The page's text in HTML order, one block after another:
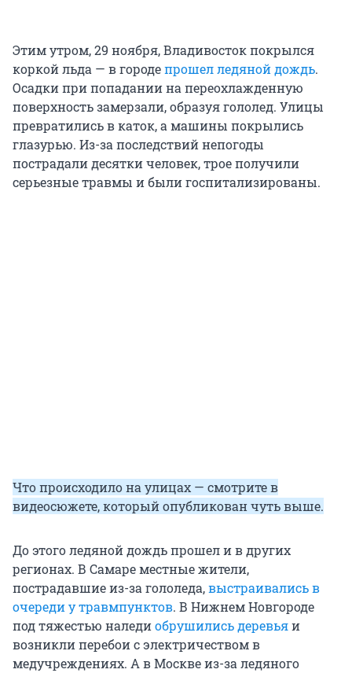
Этим утром, 29 ноября, Владивосток покрылся
коркой льда — в городепрошел ледяной дождь.
Осадки при попадании на переохлажденную
поверхность замерзали, образуя гололед. Улицы
превратились в каток, а машины покрылись
глазурью. Из-за последствий непогоды
пострадали десятки человек, трое получили
серьезные травмы и были госпитализированы.
Что происходило на улицах — смотрите в
видеосюжете, который опубликован чуть выше.
До этого ледяной дождь прошел и в других
регионах. В Самаре местные жители,
пострадавшие из-за гололеда,выстраивались в
очереди у травмпунктов. В Нижнем Новгороде
под тяжестью наледиобрушились деревьяи
возникли перебои с электричеством в
медучреждениях. А в Москве из-за ледяного